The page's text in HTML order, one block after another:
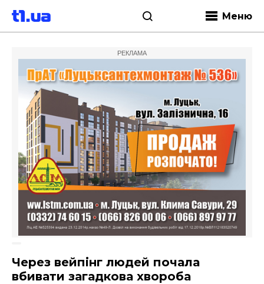
Меню
РЕКЛАМА
Через вейпінг людей почала
вбивати загадкова хвороба